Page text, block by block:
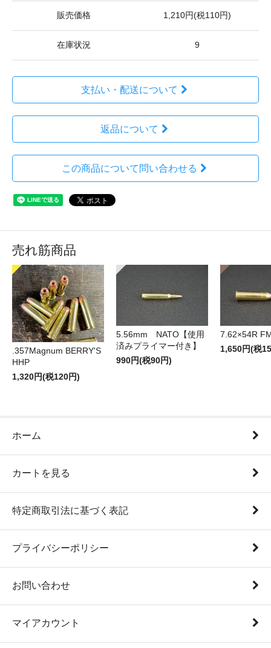
販売価格 1,210円(税110円)
在庫状況 9
支払い・配送について
返品について
この商品について問い合わせる
売れ筋商品
.357Magnum BERRY'S
HHP
1,320円(税120円)
5.56mm NATO【使用
済みプライマー付き】
990円(税90円)
7.62×54R
1,650円(税
ホーム
カートを見る
特定商取引法に基づく表記
プライバシーポリシー
お問い合わせ
マイアカウント